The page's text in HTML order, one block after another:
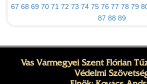
67 68 69 70 71 72 73 74 75 76 77 78 79
87 88 89
Vas Vármegyei Szent Flórián
Védelmi